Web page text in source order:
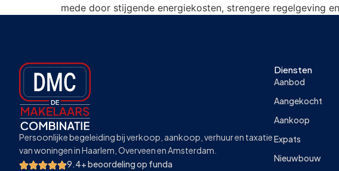
mede door stijgende energiekosten, strengere regelgeving
Persoonlijke begeleiding bij verkoop, aankoop, verhuur en taxatie
van woningen in Haarlem, Overveen en Amsterdam.
9.4+ beoordeling op funda
Diensten
Aanbod
Aangekocht
Aankoop
Expats
Nieuwbouw